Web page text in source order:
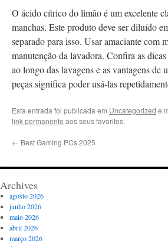
O ácido cítrico do limão é um excelente
manchas. Este produto deve ser diluído
separado para isso. Usar amaciante com
manutenção da lavadora. Confira as
ao longo das lavagens e as vantagens
peças significa poder usá-las
Esta entrada foi publicada em Uncategorized e
link permanente aos seus favoritos.
← Best Gaming PCs 2025
Archives
agosto 2026
junho 2026
maio 2026
abril 2026
março 2026